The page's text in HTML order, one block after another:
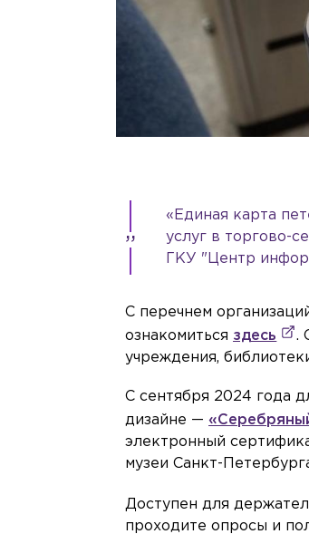
«Единая карта
услуг в торгово-
ГКУ "Центр
С перечнем
ознакомиться здесь
.
учреждения,
С сентября 2024 года
дизайне —
электронный
музеи Санкт-
Доступен для
проходите опросы и